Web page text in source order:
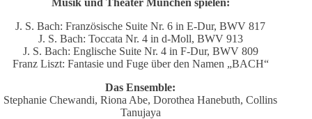
J. S. Bach: Französische Suite Nr. 6 in E-Dur, BWV 817
J. S. Bach: Toccata Nr. 4 in d-Moll, BWV 913
J. S. Bach: Englische Suite Nr. 4 in F-Dur, BWV 809
Franz Liszt: Fantasie und Fuge über den Namen „BACH“
Das Ensemble:
Stephanie Chewandi, Riona Abe, Dorothea Hanebuth, Collins
Tanujaya